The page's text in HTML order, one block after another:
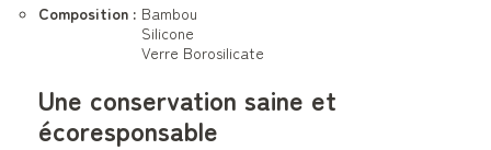
Une conservation saine et
écoresponsable
Composition : Bambou
Silicone
Verre Borosilicate